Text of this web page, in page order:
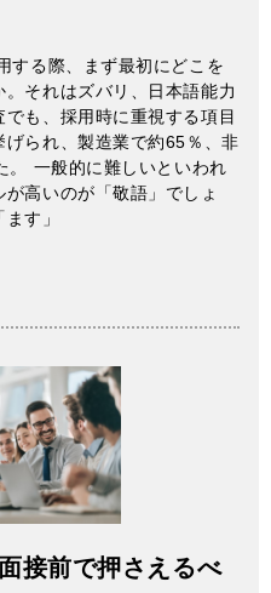
する際、まず最初にどこを
それはズバリ、日本語能力
も、採用時に重視する項目
られ、製造業で約65％、非
。 一般的に難しいといわれ
高いのが「敬語」でしょ
す」
接前で押さえるべ